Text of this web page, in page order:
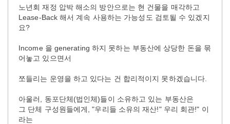
노년회 재정 압박 해소의 방안으로는 현 건물을 매각하고
Lease-Back 해서 계속 사용하는 가능성도 검토될 수 있겠지
요?
Income 을 generating 하지 못하는 부동산에 상당한 돈을 묶
어놓고 있으면서
쪼들리는 운영을 하고 있다는 건 합리적이지 못하겠습니다.
아울러, 동포단체(법인체)들이 소유하고 있는 부동산은
그 단체 구성원들에게, "우리들 소유의 재산!" 우리 회관!" 이
라는